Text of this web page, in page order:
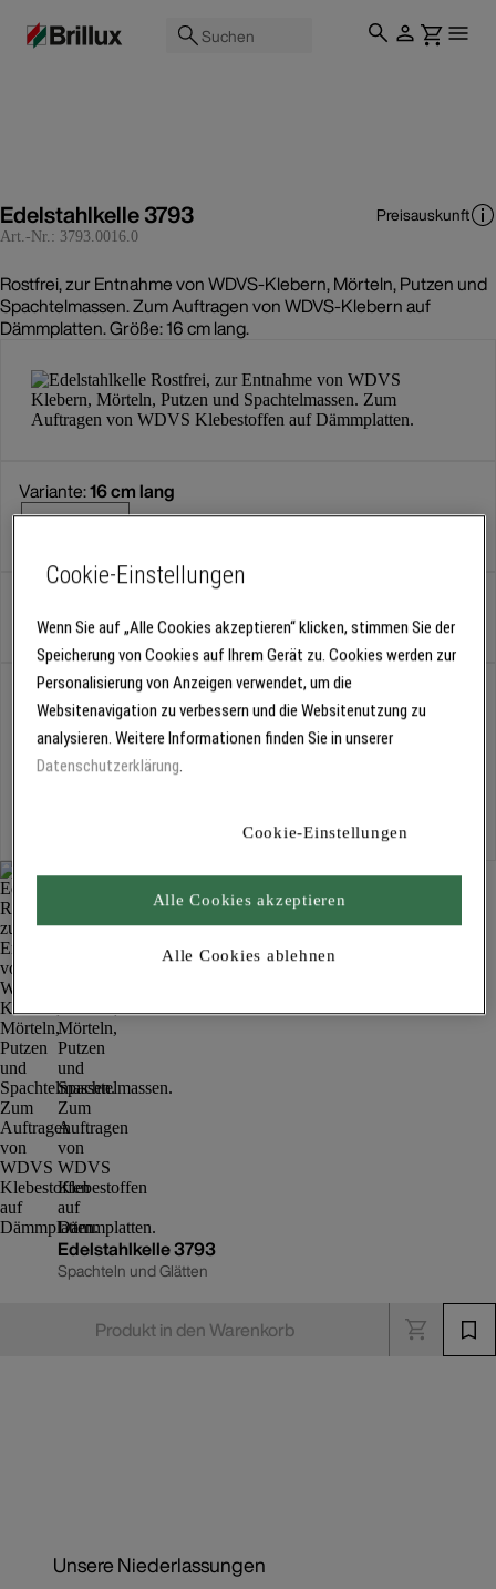
Suchen
Edelstahlkelle 3793
Art.-Nr.: 3793.0016.0
Preisauskunft
Rostfrei, zur Entnahme von WDVS-Klebern, Mörteln, Putzen und
Spachtelmassen. Zum Auftragen von WDVS-Klebern auf
Dämmplatten. Größe: 16 cm lang.
Variante:16 cm lang
Stück
Abholung
Für Verfügbarkeiten bitteanmelden
anmelden
Edelstahlkelle 3793
Spachteln und Glätten
Produkt in den Warenkorb
Unsere Niederlassungen
Cookie-Einstellungen
Wenn Sie auf „Alle Cookies akzeptieren“ klicken, stimmen Sie der
Speicherung von Cookies auf Ihrem Gerät zu. Cookies werden zur
Personalisierung von Anzeigen verwendet, um die
Websitenavigation zu verbessern und die Websitenutzung zu
analysieren. Weitere Informationen finden Sie in unserer
Datenschutzerklärung.
Cookie-Einstellungen
Alle Cookies ablehnen
Alle Cookies akzeptieren